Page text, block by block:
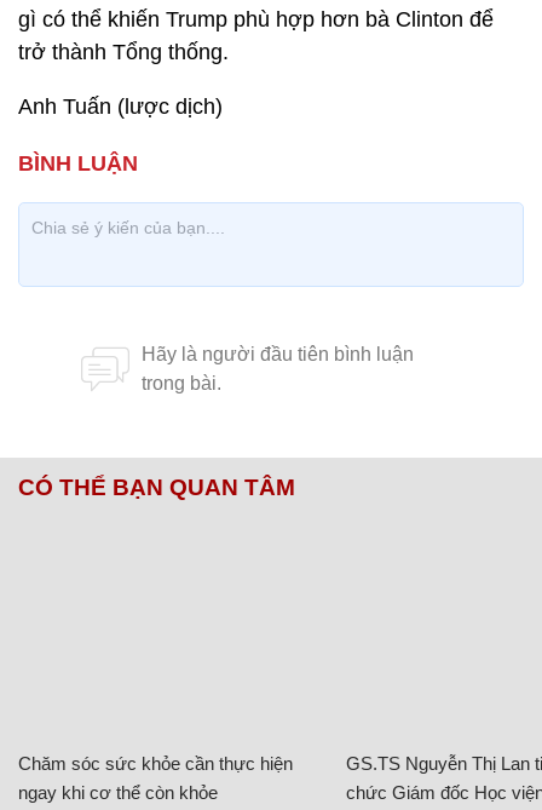
gì có thể khiến Trump phù hợp hơn bà Clinton để
trở thành Tổng thống.
Anh Tuấn (lược dịch)
CÓ THỂ BẠN QUAN TÂM
Chăm sóc sức khỏe cần thực hiện
ngay khi cơ thể còn khỏe
GS.TS Nguyễn Thị Lan
chức Giám đốc Học